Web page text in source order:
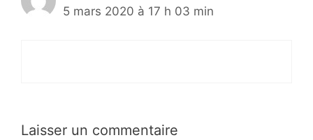
5 mars 2020 à 17 h 03 min
Laisser un commentaire